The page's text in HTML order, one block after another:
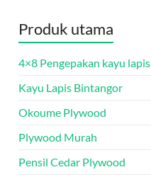
Produk utama
4×8 Pengepakan kayu lapis
Kayu Lapis Bintangor
Okoume Plywood
Plywood Murah
Pensil Cedar Plywood